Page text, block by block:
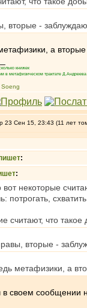
вторые -
а
книжек
в метафизическом трактате
Soeng
23 Сен 15, 23:43 (11 лет
:
:
вот некоторые
потрогать,
считают, что
вторые -
метафизики, а
своем сообщении